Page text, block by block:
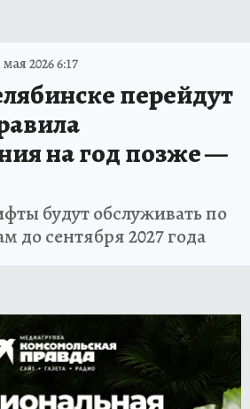
мая 2026 6:17
перейдут
на год позже —
будут обслуживать по
до сентября 2027 года